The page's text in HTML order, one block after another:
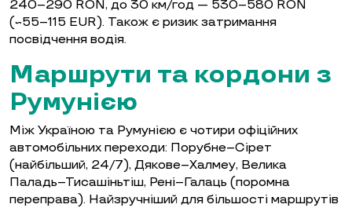
240–290 RON, до 30 км/год — 530–580 RON
(~55–115 EUR). Також є ризик затримання
посвідчення водія.
Маршрути та кордони з
Румунією
Між Україною та Румунією є чотири офіційних
автомобільних переходи: Порубне–Сірет
(найбільший, 24/7), Дякове–Халмеу, Велика
Паладь–Тисашіньтіш, Рені–Галаць (поромна
переправа). Найзручніший для більшості маршрутів